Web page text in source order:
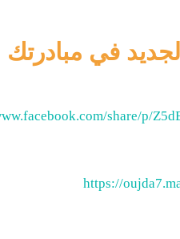
في مبادرتك
share/p/
https://